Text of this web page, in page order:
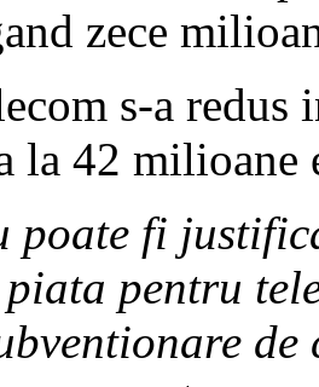
zece
s-a
la 42 milioane
poate fi
pentru